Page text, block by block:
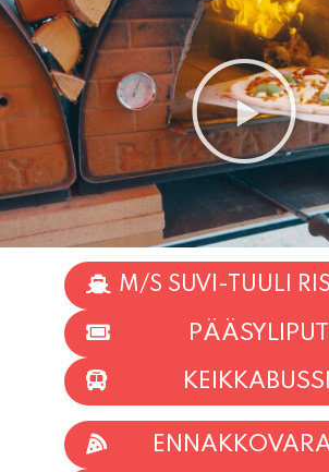
M/S SUVI-TUULI
PÄÄSYLIPUT
KEIKKABUSSI
INFO